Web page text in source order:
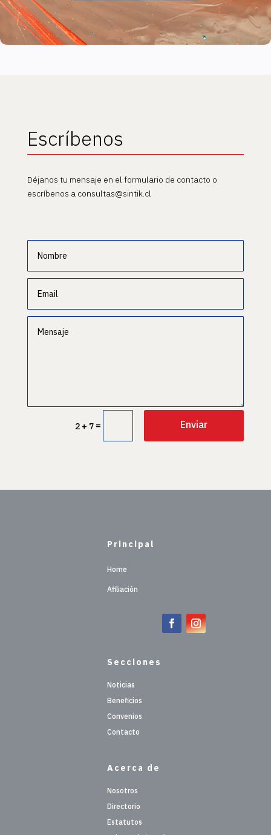
Escríbenos
Déjanos tu mensaje en el formulario de contacto o
escríbenos a consultas@sintik.cl
2 + 7 = Enviar
Principal
Home
Afiliación
Secciones
Noticias
Beneficios
Convenios
Contacto
Acerca de
Nosotros
Directorio
Estatutos